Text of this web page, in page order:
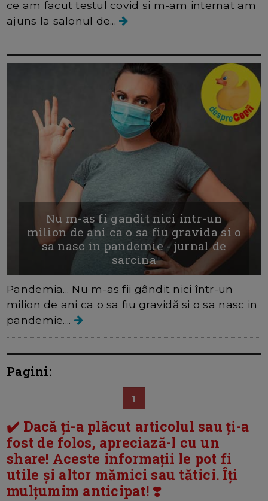
ce am facut testul covid si m-am internat am
ajuns la salonul de...
Nu m-as fi gandit nici intr-un
milion de ani ca o sa fiu gravida si o
sa nasc in pandemie - jurnal de
sarcina
Pandemia... Nu m-as fii gândit nici într-un
milion de ani ca o sa fiu gravidă si o sa nasc in
pandemie....
Pagini:
1
✔️ Dacă ți-a plăcut articolul sau ți-a
fost de folos, apreciază-l cu un
share! Aceste informații le pot fi
utile și altor mămici sau tătici. Îți
mulțumim anticipat! ❣️